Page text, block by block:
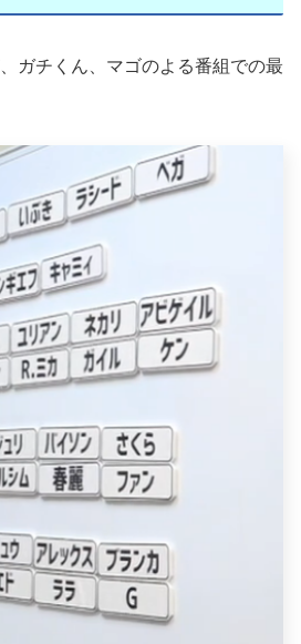
ガチくん、マゴのよる番組での最